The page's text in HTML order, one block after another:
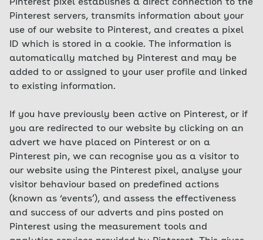
Pinterest pixel establishes a direct connection to the
Pinterest servers, transmits information about your
use of our website to Pinterest, and creates a pixel
ID which is stored in a cookie. The information is
automatically matched by Pinterest and may be
added to or assigned to your user profile and linked
to existing information.
If you have previously been active on Pinterest, or if
you are redirected to our website by clicking on an
advert we have placed on Pinterest or on a
Pinterest pin, we can recognise you as a visitor to
our website using the Pinterest pixel, analyse your
visitor behaviour based on predefined actions
(known as ‘events’), and assess the effectiveness
and success of our adverts and pins posted on
Pinterest using the measurement tools and